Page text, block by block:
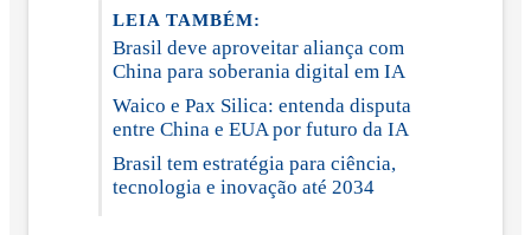
LEIA TAMBÉM:
Brasil deve aproveitar aliança com
China para soberania digital em IA
Waico e Pax Silica: entenda disputa
entre China e EUA por futuro da IA
Brasil tem estratégia para ciência,
tecnologia e inovação até 2034